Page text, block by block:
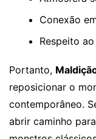
Conexão
Respeito
Portanto,
reposicionar o
contemporâneo.
abrir caminho